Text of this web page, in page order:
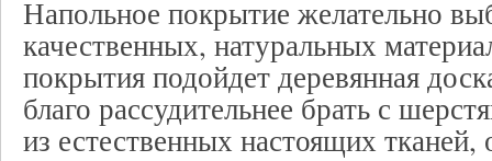
Напольное покрытие желательно
качественных, натуральных
покрытия подойдет деревянная
благо рассудительнее брать с
из естественных настоящих тканей,